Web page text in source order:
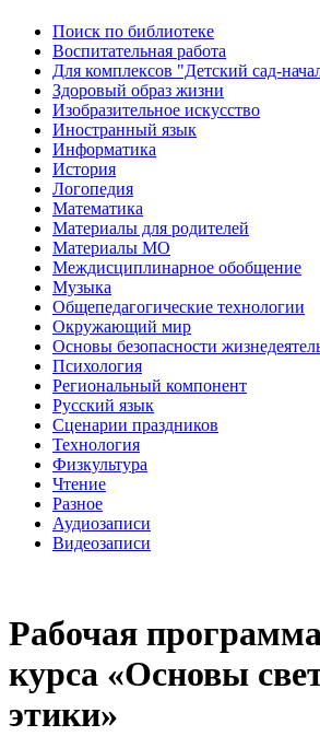
Поиск по библиотеке
Воспитательная работа
Для комплексов "Детский сад-
Здоровый образ жизни
Изобразительное искусство
Иностранный язык
Информатика
История
Логопедия
Математика
Материалы для родителей
Материалы МО
Междисциплинарное обобщение
Музыка
Общепедагогические технологии
Окружающий мир
Основы безопасности
Психология
Региональный компонент
Русский язык
Сценарии праздников
Технология
Физкультура
Чтение
Разное
Аудиозаписи
Видеозаписи
Рабочая
курса «Основы
этики»